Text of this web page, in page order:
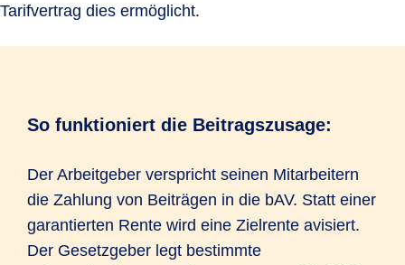
Tarifvertrag dies ermöglicht.
So funktioniert die Beitragszusage:
Der Arbeitgeber verspricht seinen Mitarbeitern
die Zahlung von Beiträgen in die bAV. Statt einer
garantierten Rente wird eine Zielrente avisiert.
Der Gesetzgeber legt bestimmte